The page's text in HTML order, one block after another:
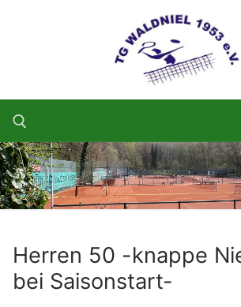
Suchen nach:
Herren 50 -knappe
bei Saisonstart-